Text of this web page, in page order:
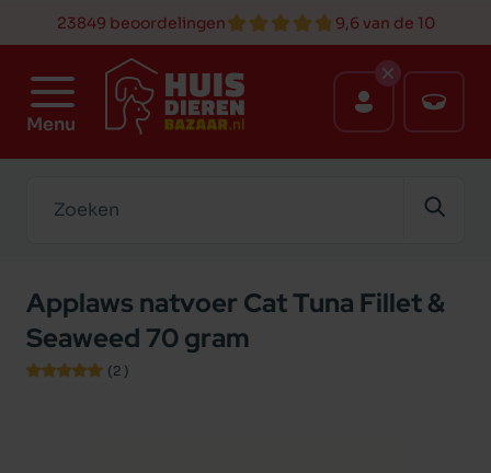
23849 beoordelingen 9,6 van de 10
Menu
Applaws natvoer Cat Tuna Fillet &
Seaweed 70 gram
(2 )